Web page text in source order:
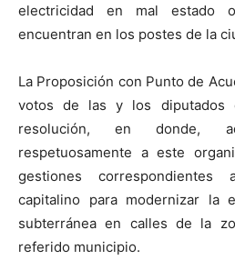
electricidad en mal estado
encuentran en los postes de la
La Proposición con Punto de
votos de las y los diputados
resolución, en donde,
respetuosamente a este
gestiones correspondientes
capitalino para modernizar la
subterránea en calles de la
referido municipio.